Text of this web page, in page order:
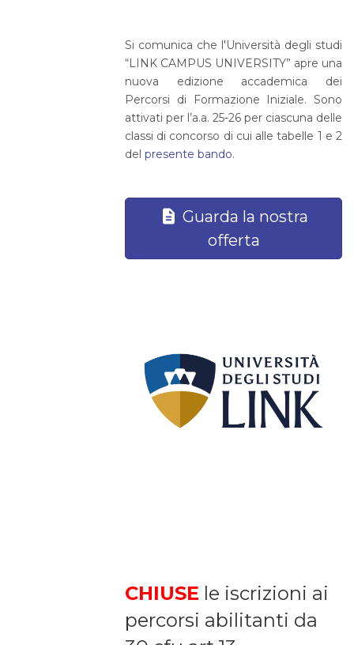
Si comunica che l'Università degli studi
“LINK CAMPUS UNIVERSITY” apre una
nuova edizione accademica dei
Percorsi di Formazione Iniziale. Sono
attivati per l’a.a. 25-26 per ciascuna delle
classi di concorso di cui alle tabelle 1 e 2
del presente bando.
Guarda la nostra
offerta
CHIUSE le iscrizioni ai
percorsi abilitanti da